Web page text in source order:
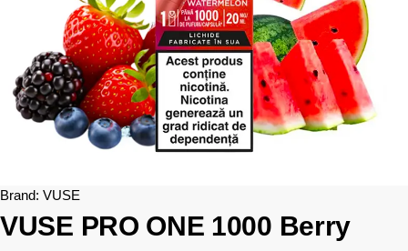
Brand: VUSE
VUSE PRO ONE 1000 Berry